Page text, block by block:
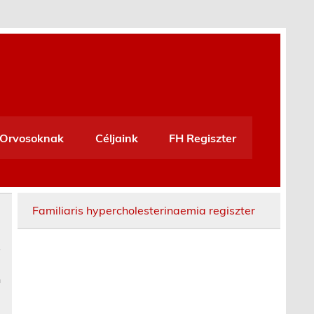
Orvosoknak Céljaink FH Regiszter
Familiaris hypercholesterinaemia regiszter